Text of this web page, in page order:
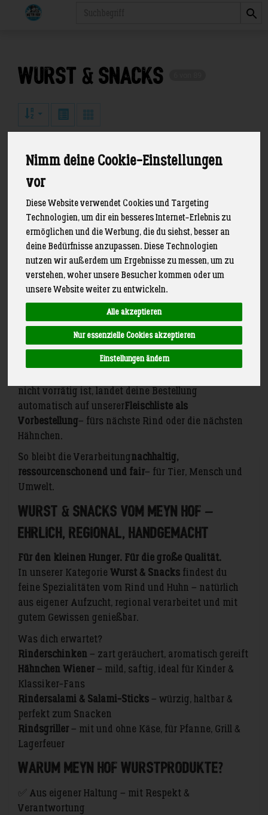
Nimm deine Cookie-Einstellungen
vor
Diese Website verwendet Cookies und Targeting
Technologien, um dir ein besseres Internet-Erlebnis zu
ermöglichen und die Werbung, die du siehst, besser an
deine Bedürfnisse anzupassen. Diese Technologien
nutzen wir außerdem um Ergebnisse zu messen, um zu
verstehen, woher unsere Besucher kommen oder um
unsere Website weiter zu entwickeln.
Alle akzeptieren
Nur essenzielle Cookies akzeptieren
Einstellungen ändern
Wurst & Snacks
Unser Prinzip: Schlachten nur auf
Bestellung
Alle Fleisch- und Wurstwaren vom Meyn Hof folgen
einem klaren Grundsatz:Wir schlachten nur, wenn
nicht vorrätig ist, landet deine Bestellung
automatisch auf unsererFleischliste als
Vorbestellung– fürs nächste Rind oder die nächsten
Hähnchen.
So bleibt die Verarbeitungnachhaltig,
ressourcenschonend und fair– für Tier, Mensch und
Umwelt.
Wurst & Snacks vom Meyn Hof –
ehrlich, regional, handgemacht
Für den kleinen Hunger. Für die große Qualität.
In unserer Kategorie Wurst & Snacks findest du
feine Spezialitäten vom Rind und Huhn – natürlich
aus eigener Aufzucht, regional verarbeitet und mit
gutem Gewissen genießbar.
Was dich erwartet?
Rinderschinken– zart geräuchert, aromatisch gereift
Hähnchen Wiener– mild, saftig, ideal für Kinder &
Klassiker-Fans
Rindersalami & Salami-Sticks– würzig, haltbar &
perfekt zum Snacken
Rindsgriller– mit und ohne Käse, für Pfanne, Grill &
Lagerfeuer
Warum Meyn Hof Wurstprodukte?
✅ Aus eigener Haltung – mit Respekt &
Verantwortung